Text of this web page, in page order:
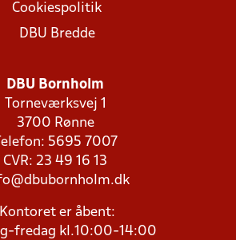
Cookiespolitik
DBU Bredde
DBU Bornholm
Torneværksvej 1
3700 Rønne
Telefon: 5695 7007
CVR: 23 49 16 13
Kontoret er åbent:
fredag kl.10:00-14:00